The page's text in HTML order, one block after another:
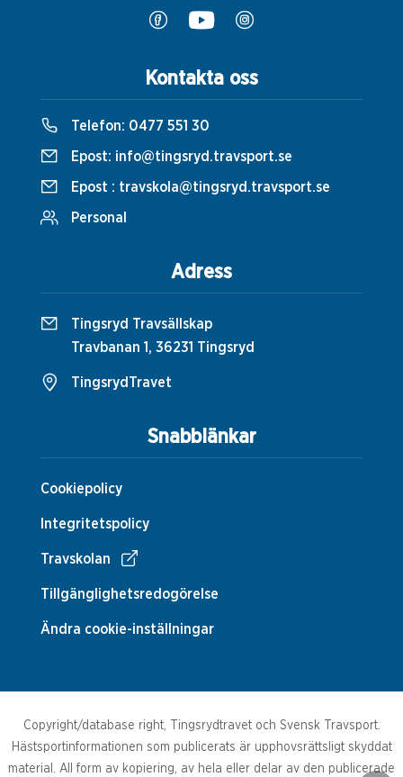
Snabblänkar
Cookiepolicy
Integritetspolicy
Travskolan
Tillgänglighetsredogörelse
Ändra cookie-inställningar
Kontakta oss
Telefon: 0477 551 30
Epost: info@tingsryd.travsport.se
Epost : travskola@tingsryd.travsport.se
Personal
Adress
Tingsryd Travsällskap
Travbanan 1, 36231 Tingsryd
TingsrydTravet
Copyright/database right, Tingsrydtravet och Svensk Travsport.
Hästsportinformationen som publicerats är upphovsrättsligt skyddat
material. All form av kopiering, av hela eller delar av den publicerade